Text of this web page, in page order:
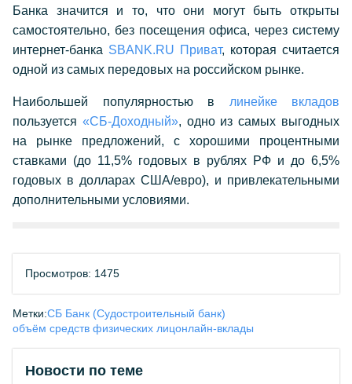
Банка значится и то, что они могут быть открыты
самостоятельно, без посещения офиса, через систему
интернет-банка SBANK.RU Приват, которая считается
одной из самых передовых на российском рынке.
Наибольшей популярностью в линейке вкладов
пользуется «СБ-Доходный», одно из самых выгодных
на рынке предложений, с хорошими процентными
ставками (до 11,5% годовых в рублях РФ и до 6,5%
годовых в долларах США/евро), и привлекательными
дополнительными условиями.
Просмотров: 1475
Метки:СБ Банк (Судостроительный банк)
объём средств физических лицонлайн-вклады
Новости по теме